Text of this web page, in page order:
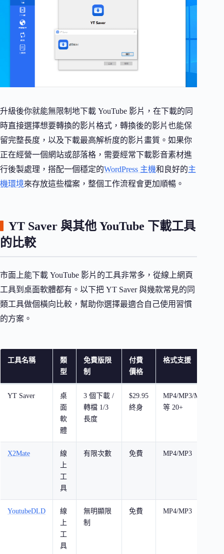
升級後你就能無限制地下載 YouTube 影片，在下載的同
時直接選擇想要轉換的影片格式，轉換後的影片也能保
留完整長度，以及下載最高解析度的影片畫質。如果你
正在經營一個網站或部落格，需要經常下載影音素材進
行後製處理，搭配一個穩定的WordPress 主機和良好的主
機環境來存放這些檔案，整個工作流程會更加順暢。
YT Saver 與其他 YouTube 下載工具
的比較
市面上能下載 YouTube 影片的工具非常多，從線上網頁
工具到桌面軟體都有。以下把 YT Saver 與幾款常見的同
類工具做個橫向比較，幫助你選擇最適合自己使用習慣
的方案。
工具名稱
類
型
免費版限
制
付費
價格
格式支援
YT Saver
桌
面
軟
體
3 個下載 /
轉檔 1/3
長度
$29.95
終身
MP4/MP3/MOV
等 20+
X2Mate
線
上
工
具
有限次數 免費 MP4/MP3
YoutubeDLD
線
上
工
具
無明顯限
制
免費 MP4/MP3